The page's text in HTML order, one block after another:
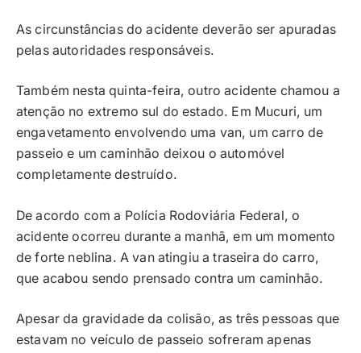
As circunstâncias do acidente deverão ser apuradas
pelas autoridades responsáveis.
Também nesta quinta-feira, outro acidente chamou a
atenção no extremo sul do estado. Em Mucuri, um
engavetamento envolvendo uma van, um carro de
passeio e um caminhão deixou o automóvel
completamente destruído.
De acordo com a Polícia Rodoviária Federal, o
acidente ocorreu durante a manhã, em um momento
de forte neblina. A van atingiu a traseira do carro,
que acabou sendo prensado contra um caminhão.
Apesar da gravidade da colisão, as três pessoas que
estavam no veículo de passeio sofreram apenas